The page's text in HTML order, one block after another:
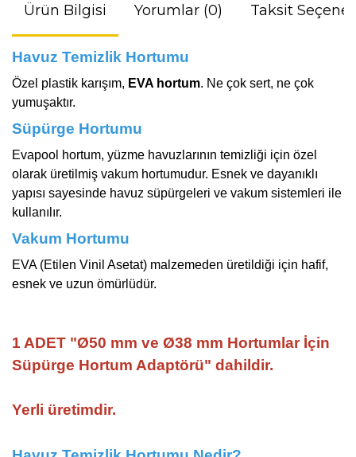
Ürün Bilgisi Yorumlar (0) Taksit
Havuz Temizlik Hortumu
Özel plastik karışım, EVA hortum. Ne çok sert, ne çok
yumuşaktır.
Süpürge Hortumu
Evapool hortum, yüzme havuzlarının temizliği için özel
olarak üretilmiş vakum hortumudur. Esnek ve dayanıklı
yapısı sayesinde havuz süpürgeleri ve vakum sistemleri ile
kullanılır.
Vakum Hortumu
EVA (Etilen Vinil Asetat) malzemeden üretildiği için hafif,
esnek ve uzun ömürlüdür.
1 ADET "Ø50 mm ve Ø38 mm Hortumlar İçin
Süpürge Hortum Adaptörü" dahildir.
Yerli üretimdir.